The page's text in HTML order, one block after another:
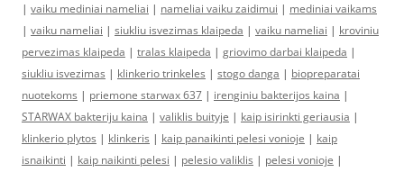
| vaiku mediniai nameliai | nameliai vaiku zaidimui | mediniai vaikams
| vaiku nameliai | siukliu isvezimas klaipeda | vaiku nameliai | kroviniu
pervezimas klaipeda | tralas klaipeda | griovimo darbai klaipeda |
siukliu isvezimas | klinkerio trinkeles | stogo danga | biopreparatai
nuotekoms | priemone starwax 637 | irenginiu bakterijos kaina |
STARWAX bakteriju kaina | valiklis buityje | kaip isirinkti geriausia |
klinkerio plytos | klinkeris | kaip panaikinti pelesi vonioje | kaip
isnaikinti | kaip naikinti pelesi | pelesio valiklis | pelesi vonioje |